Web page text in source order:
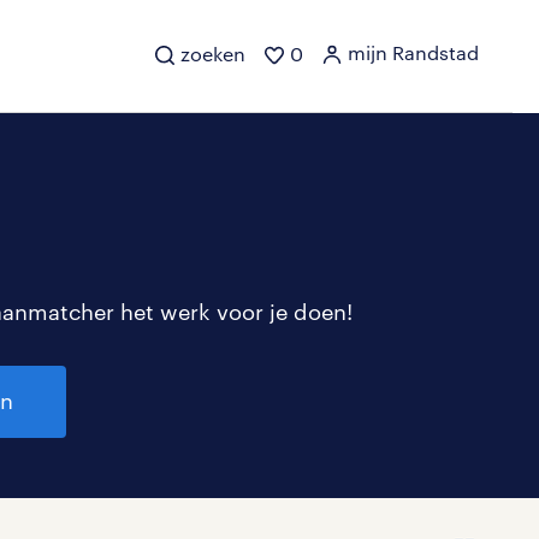
zoeken 0 mijn Randstad
het werk voor je doen!